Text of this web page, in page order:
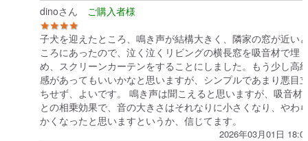
dinoさん
★★★★
子犬を迎えたところ、鳴き声が結構大きく、隣家の窓が近い
ころにあったので、泣く泣くリビングの横長窓を吸音材で埋
め、スクリーンカーテンをすることにしました。もう少し高
感があってもいいかなと思いますが、シンプルであまり悪目
ちせず、よいです。 鳴き声は聞こえると思いますが、吸音材
との相乗効果で、音の大きさはそれなりに小さくなり、やわ
かくなったと思いますというか、信じてます。
2026年03月01日